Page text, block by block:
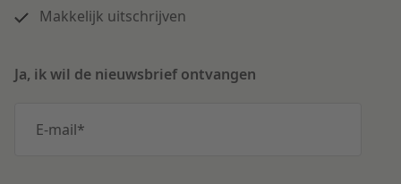
Makkelijk uitschrijven
Ja, ik wil de nieuwsbrief ontvangen
E-mail*